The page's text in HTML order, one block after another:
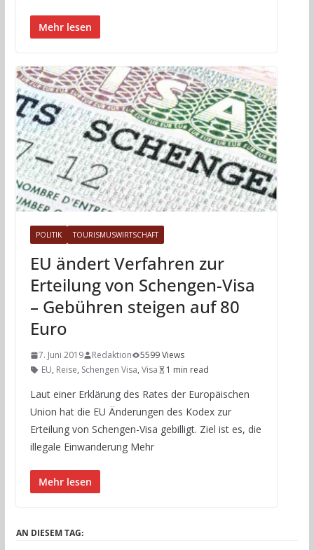
Mehr lesen
POLITIK TOURISMUSWIRTSCHAFT
EU ändert Verfahren zur
Erteilung von Schengen-Visa
– Gebühren steigen auf 80
Euro
7. Juni 2019 Redaktion
5599 Views
EU, Reise, Schengen Visa, Visa 1 min read
Laut einer Erklärung des Rates der Europäischen
Union hat die EU Änderungen des Kodex zur
Erteilung von Schengen-Visa gebilligt. Ziel ist es, die
illegale Einwanderung Mehr
Mehr lesen
AN DIESEM TAG: